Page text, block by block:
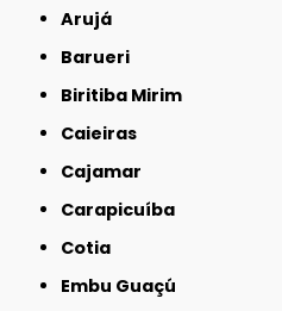
Arujá
Barueri
Biritiba Mirim
Caieiras
Cajamar
Carapicuíba
Cotia
Embu Guaçú